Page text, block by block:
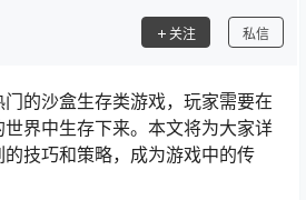
关注 私信
的沙盒生存类游戏，玩家需要在
界中生存下来。本文将为大家详
技巧和策略，成为游戏中的传